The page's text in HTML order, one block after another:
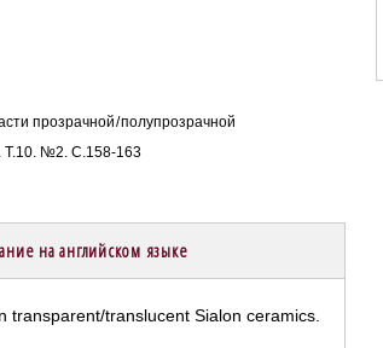
прозрачной / полупрозрачной
Т.10. №2. С.158-163
на английском языке